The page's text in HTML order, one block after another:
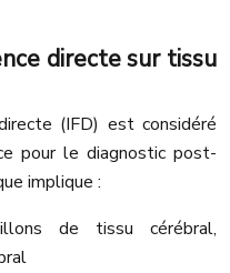
directe sur tissu
(IFD) est considéré
pour le diagnostic post-
implique :
de tissu cérébral,